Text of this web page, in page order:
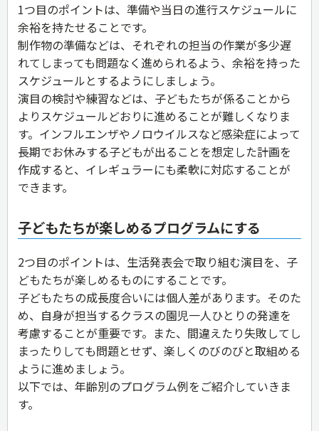
1つ目のポイントは、準備や当日の進行スケジュールに
余裕を持たせることです。
制作物の準備などは、それぞれの担当の作業が多少遅
れてしまっても問題なく進められるよう、余裕を持った
スケジュールとするようにしましょう。
演目の検討や練習などは、子どもたちが係ることから
よりスケジュールどおりに進めることが難しくなりま
す。インフルエンザやノロウイルスなど感染症によって
長期でお休みする子どもが出ることを想定した計画を
作成すると、イレギュラーにも柔軟に対応することが
できます。
子どもたちが楽しめるプログラムにする
2つ目のポイントは、生活発表会で取り組む演目を、子
どもたちが楽しめるものにすることです。
子どもたちの成長度合いには個人差があります。そのた
め、自身が担当するクラスの園児一人ひとりの発達を
考慮することが重要です。また、間違えたり失敗してし
まったりしても問題とせず、楽しくのびのびと取組める
ように進めましょう。
以下では、年齢別のプログラム例をご紹介していきま
す。